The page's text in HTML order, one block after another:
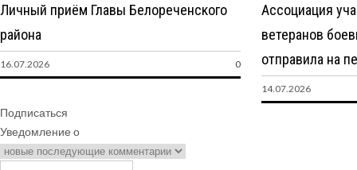
Личный приём Главы Белореченского
района
16.07.2026 0
Ассоциация
ветеранов
отправила на
14.07.2026
Подписаться
Уведомление о